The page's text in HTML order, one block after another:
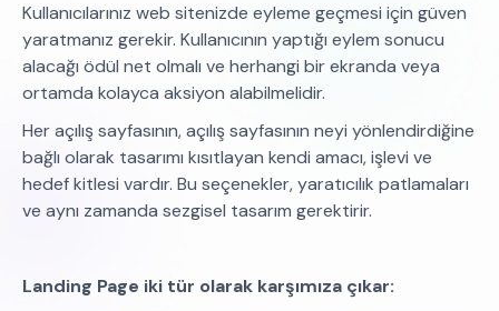
Kullanıcılarınız web sitenizde eyleme geçmesi için güven
yaratmanız gerekir. Kullanıcının yaptığı eylem sonucu
alacağı ödül net olmalı ve herhangi bir ekranda veya
ortamda kolayca aksiyon alabilmelidir.
Her açılış sayfasının, açılış sayfasının neyi yönlendirdiğine
bağlı olarak tasarımı kısıtlayan kendi amacı, işlevi ve
hedef kitlesi vardır. Bu seçenekler, yaratıcılık patlamaları
ve aynı zamanda sezgisel tasarım gerektirir.
Landing Page iki tür olarak karşımıza çıkar: